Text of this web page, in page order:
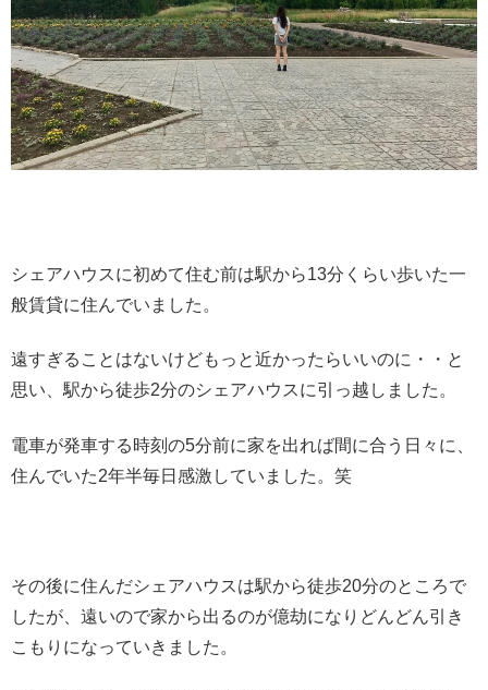
シェアハウスに初めて住む前は駅から13分くらい歩いた一
般賃貸に住んでいました。
遠すぎることはないけどもっと近かったらいいのに・・と
思い、駅から徒歩2分のシェアハウスに引っ越しました。
電車が発車する時刻の5分前に家を出れば間に合う日々に、
住んでいた2年半毎日感激していました。笑
その後に住んだシェアハウスは駅から徒歩20分のところで
したが、遠いので家から出るのが億劫になりどんどん引き
こもりになっていきました。